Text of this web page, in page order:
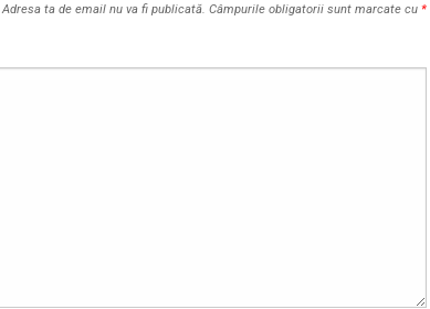
Adresa ta de email nu va fi publicată. Câmpurile obligatorii sunt marcate cu *